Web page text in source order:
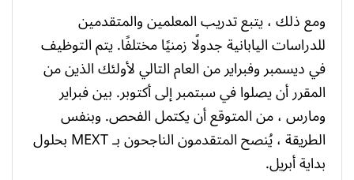
ومع ذلك ، يتبع تدريب المعلمين والمتقدمين
للدراسات اليابانية جدولًا زمنيًا مختلفًا. يتم التوظيف
في ديسمبر وفبراير من العام التالي لأولئك الذين من
المقرر أن يصلوا في سبتمبر إلى أكتوبر. بين فبراير
ومارس ، من المتوقع أن يكتمل الفحص. وبنفس
الطريقة ، يُنصح المتقدمون الناجحون بـ MEXT بحلول
بداية أبريل.